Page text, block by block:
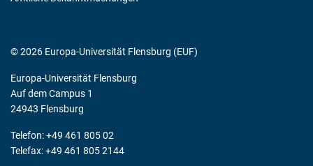
© 2026 Europa-Universität Flensburg (EUF)
Europa-Universität Flensburg
Auf dem Campus 1
24943 Flensburg
Telefon: +49 461 805 02
Telefax: +49 461 805 2144